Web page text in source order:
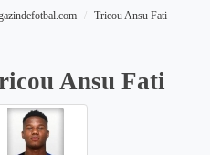
Tricou Ansu Fati
Ansu Fati